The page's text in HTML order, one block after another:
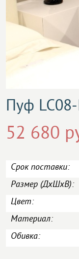
Пуф
52 680
Срок поставки:
Размер (ДxШxВ):
Цвет:
Материал:
Обивка: